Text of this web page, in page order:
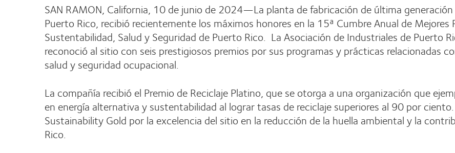
SAN RAMON, California, 10 de junio de 2024—La planta de fabricación de última
Puerto Rico, recibió recientemente los máximos honores en la 15ª Cumbre Anual de
Sustentabilidad, Salud y Seguridad de Puerto Rico. La Asociación de Industriales de Puerto
reconoció al sitio con seis prestigiosos premios por sus programas y prácticas relacionadas
salud y seguridad ocupacional.
La compañía recibió el Premio de Reciclaje Platino, que se otorga a una organización que
en energía alternativa y sustentabilidad al lograr tasas de reciclaje superiores al 90 por
Sustainability Gold por la excelencia del sitio en la reducción de la huella ambiental y la
Rico.